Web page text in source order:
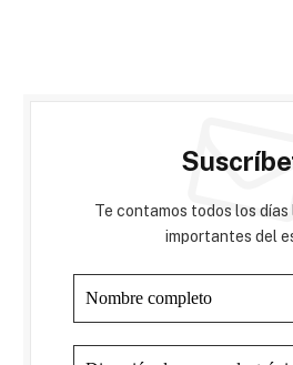
Te contamos todos los días
importantes del